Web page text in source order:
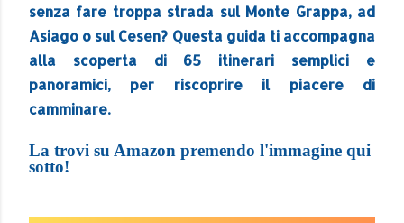
senza fare troppa strada sul Monte Grappa, ad
Asiago o sul Cesen? Questa guida ti accompagna
alla scoperta di 65 itinerari semplici e
panoramici, per riscoprire il piacere di
camminare.
La trovi su Amazon premendo l'immagine qui
sotto!